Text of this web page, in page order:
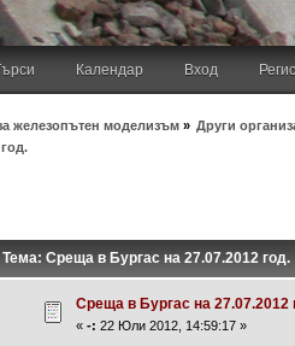
Календар Вход
железопътен моделизъм» Други
Тема: Среща в Бургас на 27.07.2012
Среща в Бургас на 27.07.2012
«-: 22 Юли 2012, 14:59:17 »